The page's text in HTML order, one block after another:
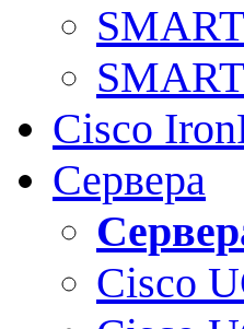
Cisco
Сервера
Cisco